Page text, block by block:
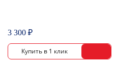
3 300 ₽